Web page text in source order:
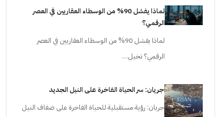
لماذا يفشل 90% من الوسطاء العقاريين في العصر
الرقمي؟
لماذا يفشل 90% من الوسطاء العقاريين في العصر
الرقمي؟ تخيل…
جريان: سر الحياة الفاخرة على النيل الجديد
جريان: رؤية مستقبلية للحياة الفاخرة على ضفاف النيل